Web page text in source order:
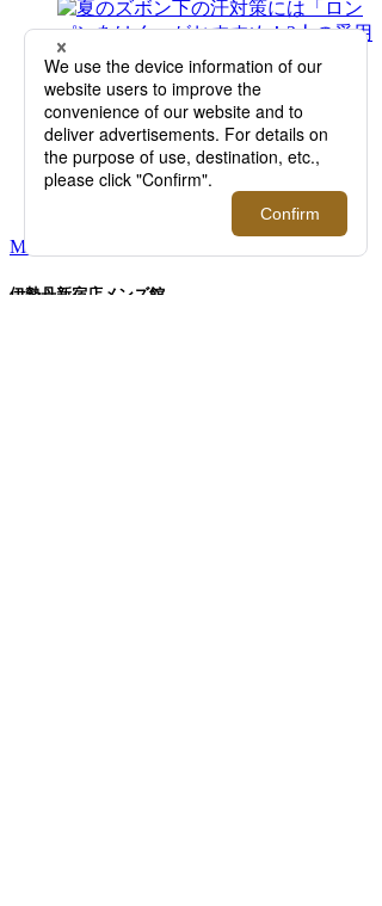
夏のズボン下の汗対策には「ロンパンをは
く」がおすすめ！3人の愛用者が語る、夏の
メンズインナー選びの正解とは？【2026年5
MORE RANKING
伊勢丹新宿店メンズ館